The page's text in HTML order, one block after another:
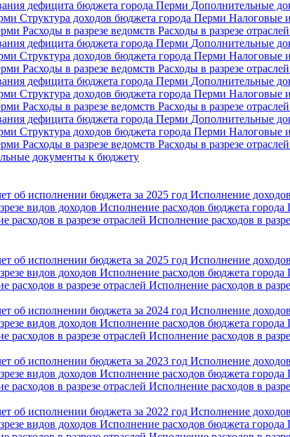
дефицита бюджета города Перми Дополнительные
Структура доходов бюджета города Перми Налоговые
Расходы в разрезе ведомств Расходы в разрезе отраслей
дефицита бюджета города Перми Дополнительные
Структура доходов бюджета города Перми Налоговые
Расходы в разрезе ведомств Расходы в разрезе отраслей
дефицита бюджета города Перми Дополнительные
Структура доходов бюджета города Перми Налоговые
Расходы в разрезе ведомств Расходы в разрезе отраслей
дефицита бюджета города Перми Дополнительные
Структура доходов бюджета города Перми Налоговые
Расходы в разрезе ведомств Расходы в разрезе отраслей
документы к бюджету
об исполнении бюджета за 2025 год Исполнение
видов доходов Исполнение расходов бюджета города
расходов в разрезе отраслей Исполнение расходов в
об исполнении бюджета за 2025 год Исполнение
видов доходов Исполнение расходов бюджета города
расходов в разрезе отраслей Исполнение расходов в
об исполнении бюджета за 2024 год Исполнение
видов доходов Исполнение расходов бюджета города
расходов в разрезе отраслей Исполнение расходов в
об исполнении бюджета за 2023 год Исполнение
видов доходов Исполнение расходов бюджета города
расходов в разрезе отраслей Исполнение расходов в
об исполнении бюджета за 2022 год Исполнение
видов доходов Исполнение расходов бюджета города